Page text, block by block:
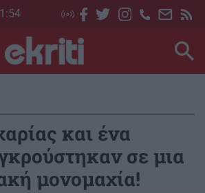
και ένα
σε μια
μονομαχία!